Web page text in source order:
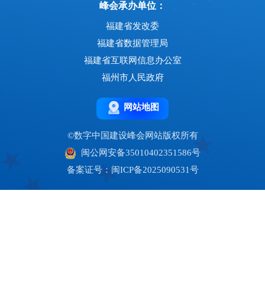
峰会承办单位：
福建省发改委
福建省数据管理局
福建省互联网信息办公室
福州市人民政府
网站地图
©数字中国建设峰会网站版权所有
闽公网安备35010402351586号
备案证号：闽ICP备2025090531号